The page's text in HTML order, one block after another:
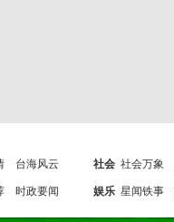
台海风云
时政要闻
社会 社会万象
娱乐 星闻铁事